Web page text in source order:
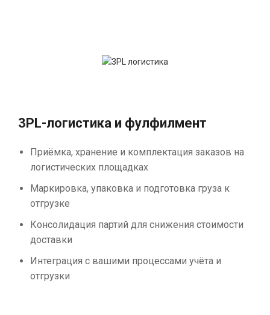
3PL-логистика и фулфилмент
Приёмка, хранение и комплектация заказов на
логистических площадках
Маркировка, упаковка и подготовка груза к
отгрузке
Консолидация партий для снижения стоимости
доставки
Интеграция с вашими процессами учёта и
отгрузки